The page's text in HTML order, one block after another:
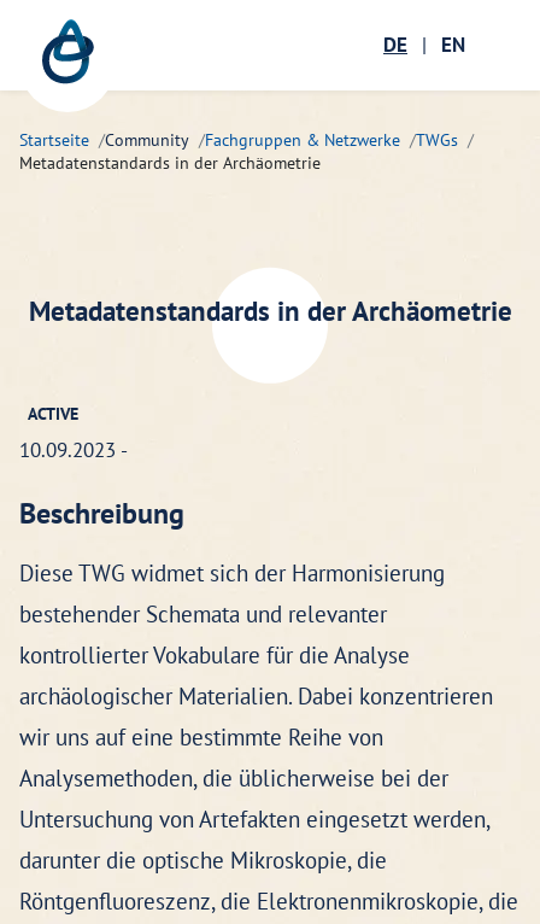
Zum Hauptinhalt springen
DE | EN
Startseite Community Fachgruppen & Netzwerke
TWGs
Metadatenstandards in der Archäometrie
Metadatenstandards in der Archäometrie
ACTIVE
10.09.2023 -
Beschreibung
Diese TWG widmet sich der Harmonisierung
bestehender Schemata und relevanter
kontrollierter Vokabulare für die Analyse
archäologischer Materialien. Dabei konzentrieren
wir uns auf eine bestimmte Reihe von
Analysemethoden, die üblicherweise bei der
Untersuchung von Artefakten eingesetzt werden,
darunter die optische Mikroskopie, die
Röntgenfluoreszenz, die Elektronenmikroskopie, die